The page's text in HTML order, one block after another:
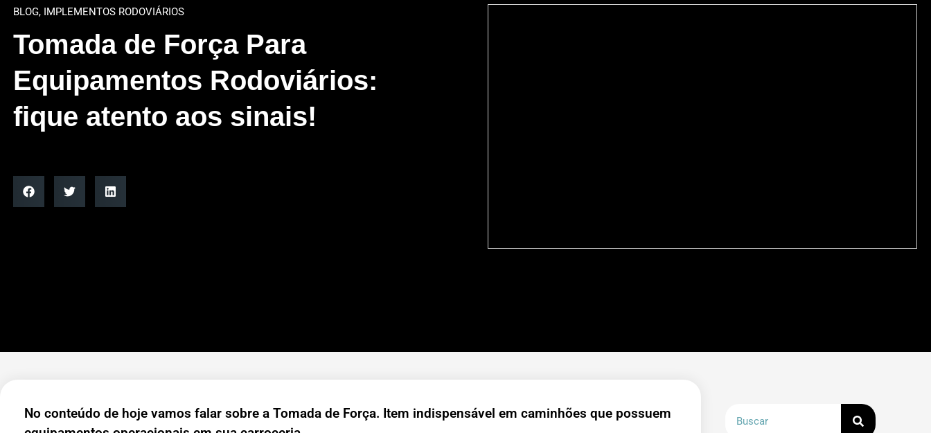
BLOG, IMPLEMENTOS RODOVIÁRIOS
Tomada de Força Para
Equipamentos Rodoviários:
fique atento aos sinais!
No conteúdo de hoje vamos falar sobre a Tomada de Força. Item indispensável em caminhões que possuem